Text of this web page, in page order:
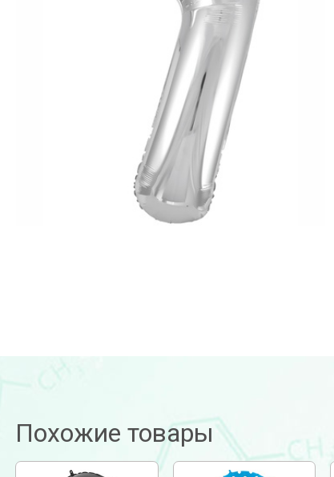
Похожие товары